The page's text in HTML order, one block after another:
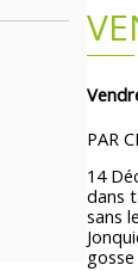
PAR
14
dans
sans